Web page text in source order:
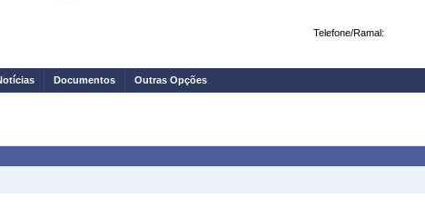
Telefone/Ramal:
Documentos Outras Opções